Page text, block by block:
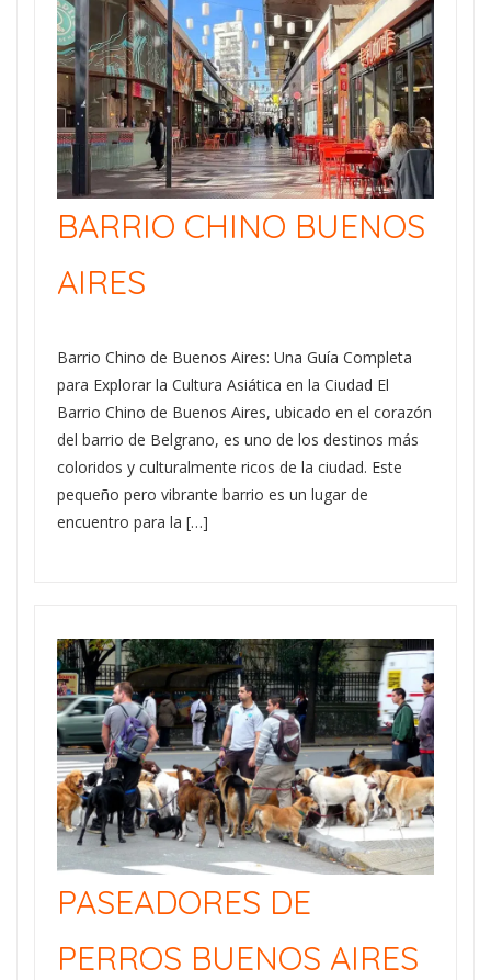
BARRIO CHINO BUENOS
AIRES
Barrio Chino de Buenos Aires: Una Guía Completa
para Explorar la Cultura Asiática en la Ciudad El
Barrio Chino de Buenos Aires, ubicado en el corazón
del barrio de Belgrano, es uno de los destinos más
coloridos y culturalmente ricos de la ciudad. Este
pequeño pero vibrante barrio es un lugar de
encuentro para la […]
PASEADORES DE
PERROS BUENOS AIRES